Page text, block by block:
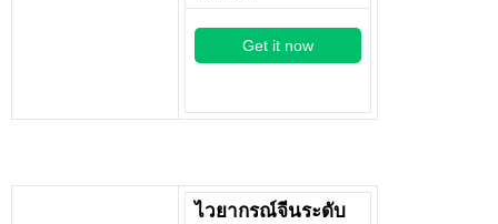
Get it now
ไวยากรณ์จีนระดับ